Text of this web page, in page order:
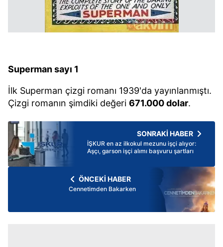
Superman sayı 1
İlk Superman çizgi romanı 1939'da yayınlanmıştı.
Çizgi romanın şimdiki değeri 671.000 dolar.
SONRAKİ HABER
İŞKUR en az ilkokul mezunu işçi alıyor:
Aşçı, garson işçi alımı başvuru şartları
ÖNCEKİ HABER
Cennetimden Bakarken